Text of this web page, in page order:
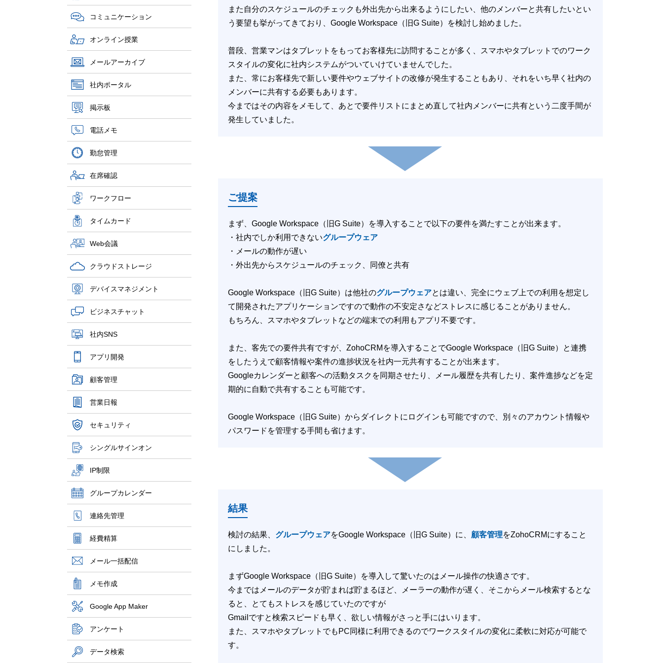
コミュニケーション
オンライン授業
メールアーカイブ
社内ポータル
掲示板
電話メモ
勤怠管理
在席確認
ワークフロー
タイムカード
Web会議
クラウドストレージ
デバイスマネジメント
ビジネスチャット
社内SNS
アプリ開発
顧客管理
営業日報
セキュリティ
シングルサインオン
IP制限
グループカレンダー
連絡先管理
経費精算
メール一括配信
メモ作成
Google App Maker
アンケート
データ検索
また自分のスケジュールのチェックも外出先から出来るようにしたい、他のメンバーと共有したいとい
う要望も挙がってきており、Google Workspace（旧G Suite）を検討し始めました。
普段、営業マンはタブレットをもってお客様先に訪問することが多く、スマホやタブレットでのワーク
スタイルの変化に社内システムがついていけていませんでした。
また、常にお客様先で新しい要件やウェブサイトの改修が発生することもあり、それをいち早く社内の
メンバーに共有する必要もあります。
今まではその内容をメモして、あとで要件リストにまとめ直して社内メンバーに共有という二度手間が
発生していました。
ご提案
まず、Google Workspace（旧G Suite）を導入することで以下の要件を満たすことが出来ます。
・社内でしか利用できないグループウェア
・メールの動作が遅い
・外出先からスケジュールのチェック、同僚と共有
Google Workspace（旧G Suite）は他社のグループウェアとは違い、完全にウェブ上での利用を想定し
て開発されたアプリケーションですので動作の不安定さなどストレスに感じることがありません。
もちろん、スマホやタブレットなどの端末での利用もアプリ不要です。
また、客先での要件共有ですが、ZohoCRMを導入することでGoogle Workspace（旧G Suite）と連携
をしたうえで顧客情報や案件の進捗状況を社内一元共有することが出来ます。
Googleカレンダーと顧客への活動タスクを同期させたり、メール履歴を共有したり、案件進捗などを定
期的に自動で共有することも可能です。
Google Workspace（旧G Suite）からダイレクトにログインも可能ですので、別々のアカウント情報や
パスワードを管理する手間も省けます。
結果
検討の結果、 グループウェアをGoogle Workspace（旧G Suite）に、 顧客管理をZohoCRMにすること
にしました。
まずGoogle Workspace（旧G Suite）を導入して驚いたのはメール操作の快適さです。
今まではメールのデータが貯まれば貯まるほど、メーラーの動作が遅く、そこからメール検索するとな
ると、とてもストレスを感じていたのですが
Gmailですと検索スピードも早く、欲しい情報がさっと手にはいります。
また、スマホやタブレットでもPC同様に利用できるのでワークスタイルの変化に柔軟に対応が可能で
す。